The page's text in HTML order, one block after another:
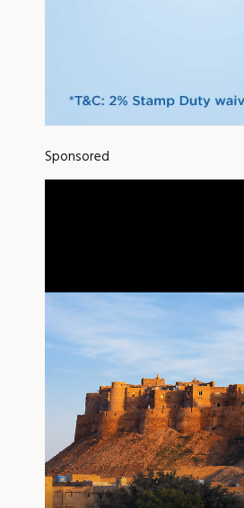
Sponsored